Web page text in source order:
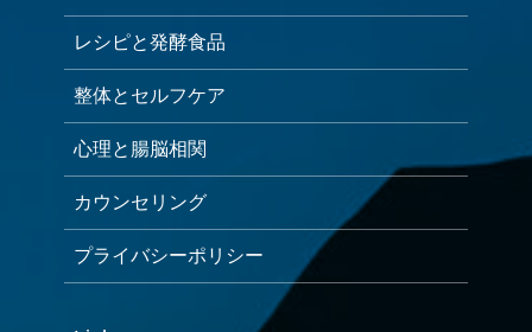
レシピと発酵食品
整体とセルフケア
心理と腸脳相関
カウンセリング
プライバシーポリシー